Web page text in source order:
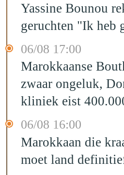
Yassine Bounou
geruchten "Ik heb
06/08 17:00
Marokkaanse
zwaar ongeluk,
kliniek eist
06/08 16:00
Marokkaan die
moet land